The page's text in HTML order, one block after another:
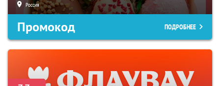
Россия
Промокод ПОДРОБНЕЕ